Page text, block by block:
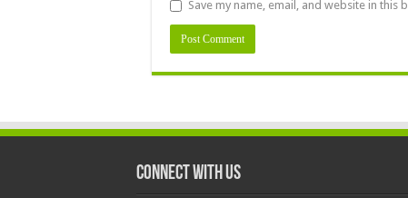
Save my name, email, and website in
Connect With Us